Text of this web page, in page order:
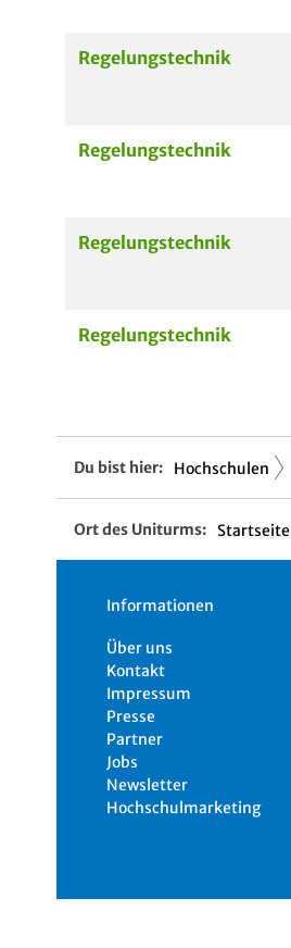
Regelungstechnik
Regelungstechnik
Regelungstechnik
Regelungstechnik
Du bist hier: Hochschulen
Ort des Uniturms: Startseite
Informationen
Über uns
Kontakt
Impressum
Presse
Partner
Jobs
Newsletter
Hochschulmarketing